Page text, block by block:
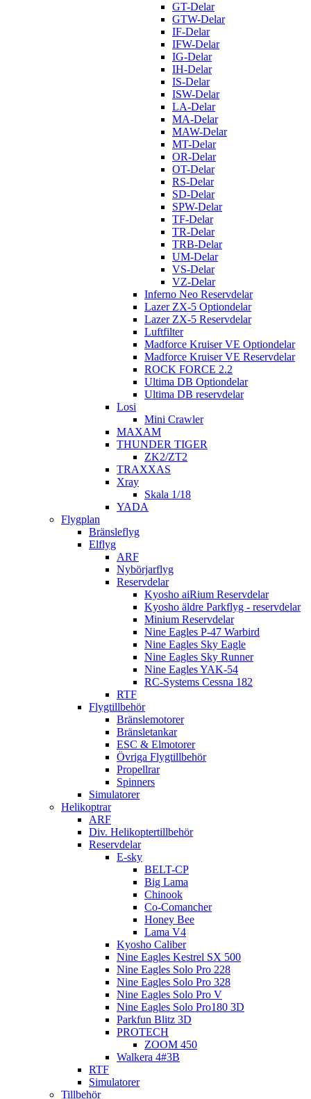
GT-Delar
GTW-Delar
IF-Delar
IFW-Delar
IG-Delar
IH-Delar
IS-Delar
ISW-Delar
LA-Delar
MA-Delar
MAW-Delar
MT-Delar
OR-Delar
OT-Delar
RS-Delar
SD-Delar
SPW-Delar
TF-Delar
TR-Delar
TRB-Delar
UM-Delar
VS-Delar
VZ-Delar
Inferno Neo Reservdelar
Lazer ZX-5 Optiondelar
Lazer ZX-5 Reservdelar
Luftfilter
Madforce Kruiser VE Optiondelar
Madforce Kruiser VE Reservdelar
ROCK FORCE 2.2
Ultima DB Optiondelar
Ultima DB reservdelar
Losi
Mini Crawler
MAXAM
THUNDER TIGER
ZK2/ZT2
TRAXXAS
Xray
Skala 1/18
YADA
Flygplan
Bränsleflyg
Elflyg
ARF
Nybörjarflyg
Reservdelar
Kyosho aiRium Reservdelar
Kyosho äldre Parkflyg - reservdelar
Minium Reservdelar
Nine Eagles P-47 Warbird
Nine Eagles Sky Eagle
Nine Eagles Sky Runner
Nine Eagles YAK-54
RC-Systems Cessna 182
RTF
Flygtillbehör
Bränslemotorer
Bränsletankar
ESC & Elmotorer
Övriga Flygtillbehör
Propellrar
Spinners
Simulatorer
Helikoptrar
ARF
Div. Helikoptertillbehör
Reservdelar
E-sky
BELT-CP
Big Lama
Chinook
Co-Comancher
Honey Bee
Lama V4
Kyosho Caliber
Nine Eagles Kestrel SX 500
Nine Eagles Solo Pro 228
Nine Eagles Solo Pro 328
Nine Eagles Solo Pro V
Nine Eagles Solo Pro180 3D
Parkfun Blitz 3D
PROTECH
ZOOM 450
Walkera 4#3B
RTF
Simulatorer
Tillbehör